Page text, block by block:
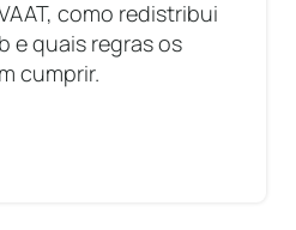
como redistribui
e quais regras os
cumprir.